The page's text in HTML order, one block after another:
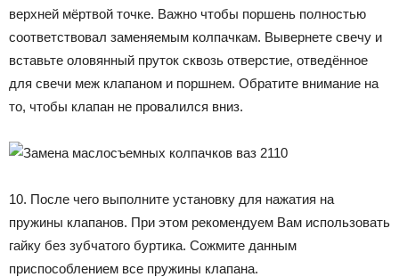
верхней мёртвой точке. Важно чтобы поршень полностью
соответствовал заменяемым колпачкам. Вывернете свечу и
вставьте оловянный пруток сквозь отверстие, отведённое
для свечи меж клапаном и поршнем. Обратите внимание на
то, чтобы клапан не провалился вниз.
10. После чего выполните установку для нажатия на
пружины клапанов. При этом рекомендуем Вам использовать
гайку без зубчатого буртика. Сожмите данным
приспособлением все пружины клапана.